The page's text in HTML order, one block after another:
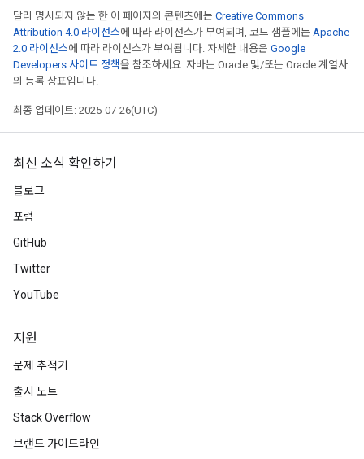
달리 명시되지 않는 한 이 페이지의 콘텐츠에는 Creative Commons
Attribution 4.0 라이선스에 따라 라이선스가 부여되며, 코드 샘플에는 Apache
2.0 라이선스에 따라 라이선스가 부여됩니다. 자세한 내용은 Google
Developers 사이트 정책을 참조하세요. 자바는 Oracle 및/또는 Oracle 계열사
의 등록 상표입니다.
최종 업데이트: 2025-07-26(UTC)
최신 소식 확인하기
블로그
포럼
GitHub
Twitter
YouTube
지원
문제 추적기
출시 노트
Stack Overflow
브랜드 가이드라인